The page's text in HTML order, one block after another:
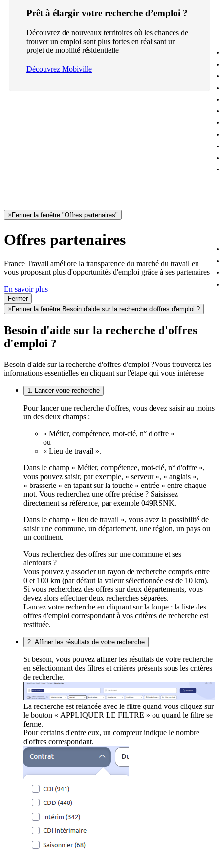
Prêt à élargir votre recherche d’emploi ?
Découvrez de nouveaux territoires où les chances de
trouver un emploi sont plus fortes en réalisant un
projet de mobilité résidentielle
Découvrez Mobiville
× Fermer la fenêtre "Offres partenaires"
Offres partenaires
France Travail améliore la transparence du marché du travail en
vous proposant plus d'opportunités d'emploi grâce à ses partenaires
En savoir plus
Fermer
× Fermer la fenêtre Besoin d'aide sur la recherche d'offres d'emploi ?
Besoin d'aide sur la recherche d'offres
d'emploi ?
Besoin d'aide sur la recherche d'offres d'emploi ?Vous trouverez les
informations essentielles en cliquant sur l'étape qui vous intéresse
1. Lancer votre recherche
Pour lancer une recherche d'offres, vous devez saisir au moins
un des deux champs :
« Métier, compétence, mot-clé, n° d'offre »
ou
« Lieu de travail ».
Dans le champ « Métier, compétence, mot-clé, n° d'offre »,
vous pouvez saisir, par exemple, « serveur », « anglais »,
« brasserie » en tapant sur la touche « entrée » entre chaque
mot. Vous recherchez une offre précise ? Saisissez
directement sa référence, par exemple 049RSNK.
Dans le champ « lieu de travail », vous avez la possibilité de
saisir une commune, un département, une région, un pays ou
un continent.
Vous recherchez des offres sur une commune et ses
alentours ?
Vous pouvez y associer un rayon de recherche compris entre
0 et 100 km (par défaut la valeur sélectionnée est de 10 km).
Si vous recherchez des offres sur deux départements, vous
devez alors effectuer deux recherches séparées.
Lancez votre recherche en cliquant sur la loupe ; la liste des
offres d'emploi correspondant à vos critères de recherche est
restituée.
2. Affiner les résultats de votre recherche
Si besoin, vous pouvez affiner les résultats de votre recherche
en sélectionnant des filtres et critères présents sous les critères
de recherche.
La recherche est relancée avec le filtre quand vous cliquez sur
le bouton « APPLIQUER LE FILTRE » ou quand le filtre se
ferme.
Pour certains d'entre eux, un compteur indique le nombre
d'offres correspondant.